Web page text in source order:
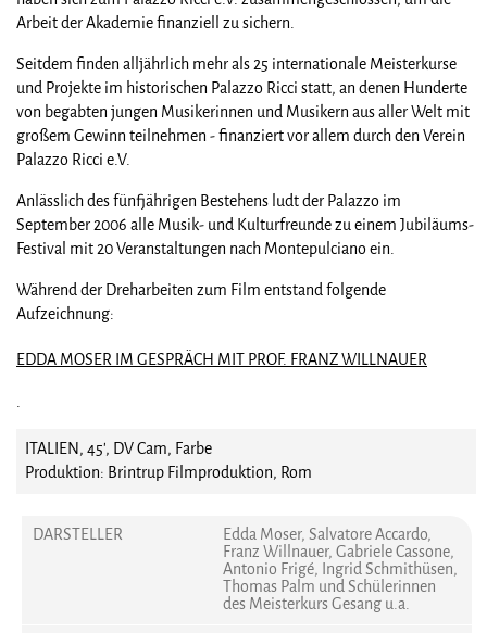
Arbeit der Akademie finanziell zu sichern.
Seitdem finden alljährlich mehr als 25 internationale Meisterkurse
und Projekte im historischen Palazzo Ricci statt, an denen Hunderte
von begabten jungen Musikerinnen und Musikern aus aller Welt mit
großem Gewinn teilnehmen - finanziert vor allem durch den Verein
Palazzo Ricci e.V.
Anlässlich des fünfjährigen Bestehens ludt der Palazzo im
September 2006 alle Musik- und Kulturfreunde zu einem Jubiläums-
Festival mit 20 Veranstaltungen nach Montepulciano ein.
Während der Dreharbeiten zum Film entstand folgende
Aufzeichnung:
EDDA MOSER IM GESPRÄCH MIT PROF. FRANZ WILLNAUER
.
ITALIEN, 45', DV Cam, Farbe
Produktion: Brintrup Filmproduktion, Rom
DARSTELLER
Edda Moser, Salvatore Accardo,
Franz Willnauer, Gabriele Cassone,
Antonio Frigé, Ingrid Schmithüsen,
Thomas Palm und Schülerinnen
des Meisterkurs Gesang u.a.